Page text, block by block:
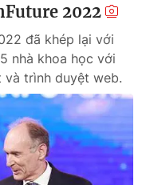
Phạm Quốc Thắng,
355 932
2022
đã khép lại với
nhà khoa học với
và trình duyệt web.